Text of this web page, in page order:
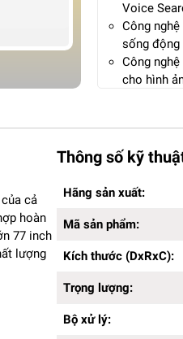
Voice
Công
sống động
Công nghệ
cho hình
Hệ điều
dễ sử dụng
cả
hoàn
77 inch
lượng
Hãng sản xuất:LG
Mã sản phẩm:
Kích thước (DxRxC):
Bộ xử lý:α8 AI
360, VieON
Xuất xứ: Indonesia (In-
Bảo hành:
24 tháng (02
Thông số kỹ
Hãng sản xuất:
Mã sản phẩm:
Kích thước (DxRxC):
Trọng lượng:
Bộ xử lý: